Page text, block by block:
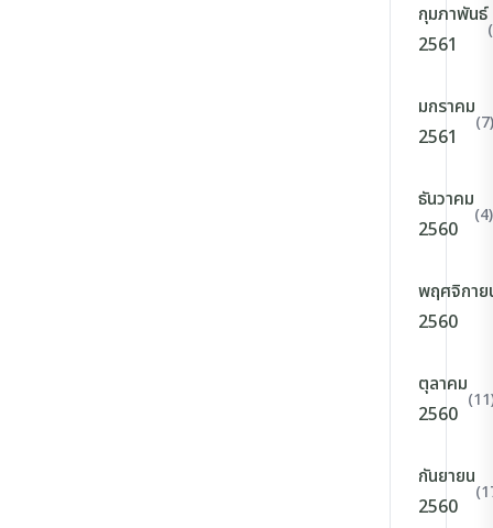
กุมภาพันธ์
2561
มกราคม
2561
(7)
ธันวาคม
2560
(4)
พฤศจิกาย
2560
ตุลาคม
2560
กันยายน
2560